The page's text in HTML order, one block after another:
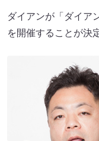
ダイアンが「ダイア
を開催することが決